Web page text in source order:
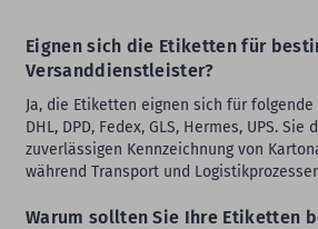
Eignen sich die Etiketten für
Versanddienstleister?
Ja, die Etiketten eignen sich für
DHL, DPD, Fedex, GLS, Hermes, UPS. Sie
zuverlässigen Kennzeichnung von
während Transport und
Warum sollten Sie Ihre Etiketten